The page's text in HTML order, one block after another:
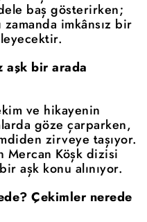
baş gösterirken;
imkânsız bir
aşk bir arada
ve hikayenin
göze çarparken,
zirveye taşıyor.
Mercan Köşk dizisi
aşk konu alınıyor.
Çekimler nerede